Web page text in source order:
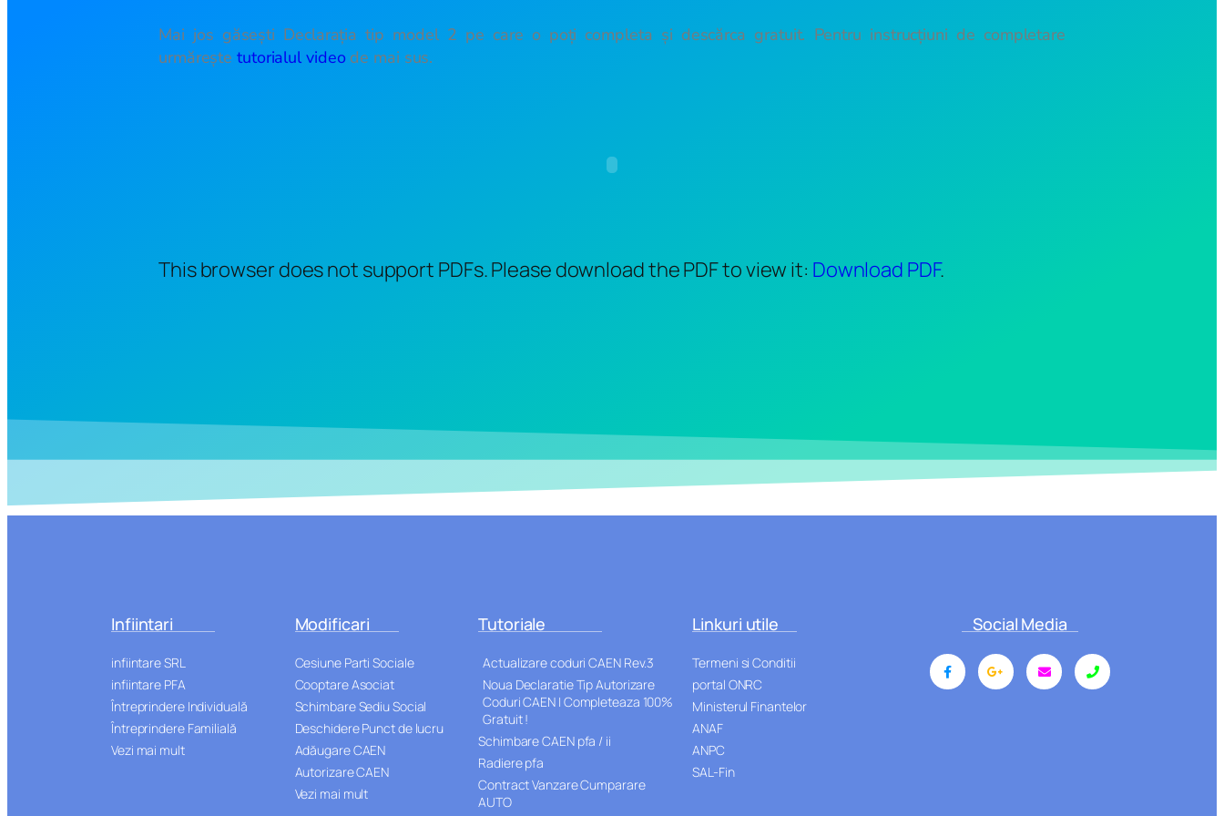
Mai jos găsești Declarația tip model 2 pe care o poți completa și descărca gratuit. Pentru instrucțiuni de completare
urmărește tutorialul videode mai sus.
This browser does not support PDFs. Please download the PDF to view it: Download PDF.
Infiintari
infiintare SRL
infiintare PFA
Întreprindere Individuală
Întreprindere Familială
Vezi mai mult
Modificari
Cesiune Parti Sociale
Cooptare Asociat
Schimbare Sediu Social
Deschidere Punct de lucru
Adăugare CAEN
Autorizare CAEN
Vezi mai mult
Tutoriale
Actualizare coduri CAEN Rev.3
Noua Declaratie Tip Autorizare
Coduri CAEN | Completeaza 100%
Gratuit !
Schimbare CAEN pfa / ii
Radiere pfa
Contract Vanzare Cumparare
AUTO
Linkuri utile
Termeni si Conditii
portal ONRC
Ministerul Finantelor
ANAF
ANPC
SAL-Fin
Social Media